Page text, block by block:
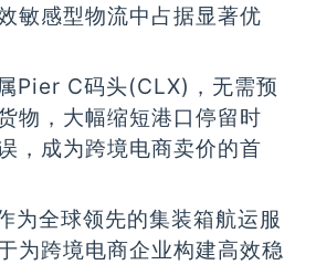
敏感型物流中占据显著优
Pier C码头(CLX)，无需预
物，大幅缩短港口停留时
，成为跨境电商卖价的首
为全球领先的集装箱航运服
为跨境电商企业构建高效稳